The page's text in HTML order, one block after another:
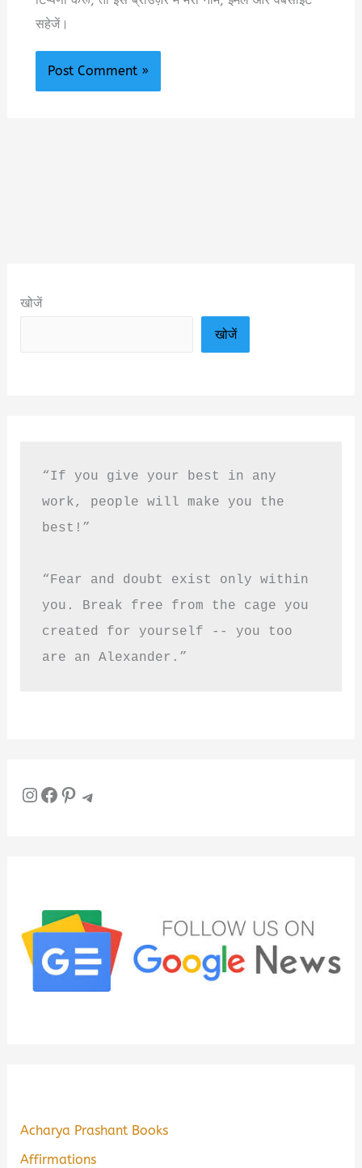
सहेजें।
खोजें
खोजें
“If you give your best in any
work, people will make you the
best!”
“Fear and doubt exist only within
you. Break free from the cage you
created for yourself -- you too
are an Alexander.”
InstagramFacebook Pinterest Telegram
Acharya Prashant Books
Affirmations